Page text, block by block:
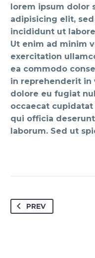
lorem ipsum dolor
adipisicing elit,
incididunt ut
Ut enim ad minim
exercitation
ea commodo
in reprehenderit in
dolore eu fugiat
occaecat
qui officia
laborum. Sed ut
PREV